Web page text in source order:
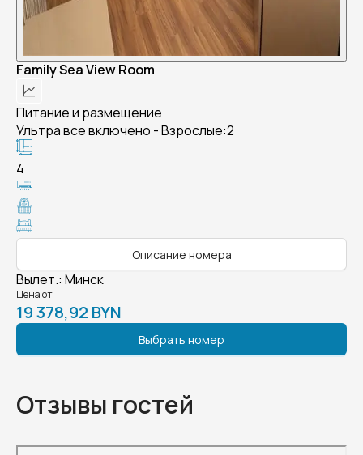
Family Sea View Room
Питание и размещение
Ультра все включено - Взрослые:2
4
Описание номера
Вылет.: Минск
Цена от
19 378,92 BYN
Выбрать номер
Отзывы гостей